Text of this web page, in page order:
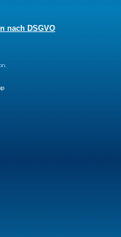
nach DSGVO